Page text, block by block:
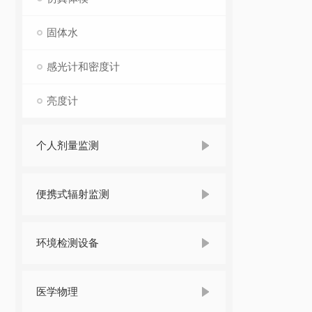
固体水
感光计和密度计
亮度计
个人剂量监测
便携式辐射监测
环境检测设备
医学物理